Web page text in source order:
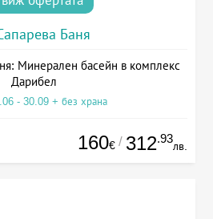
Баня
Минерален басейн в комплекс
Дарибел
- 30.09 + без храна
160€ / 312.93
лв.